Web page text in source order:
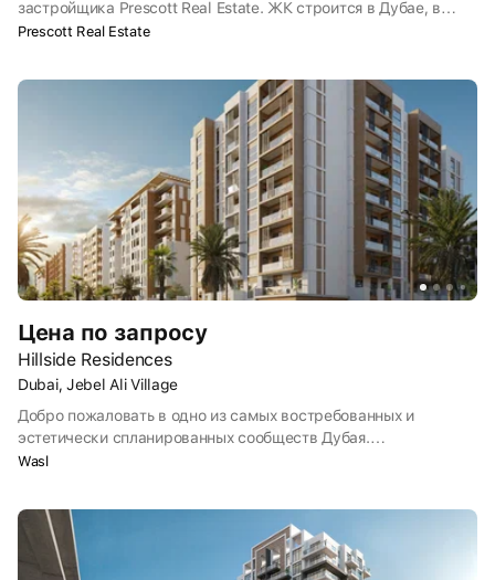
застройщика Prescott Real Estate. ЖК строится в Дубае, в
районе Джебель-Али-Виллидж. В проекте предусмотрены
Gardens 2 можно купить студии и апартаменты с 1, 2 и 3
спальнями. Сдача комплекса запланирована на 2026 год.
Prescott Real Estate
Цена по запросу
Hillside Residences
Dubai, Jebel Ali Village
Добро пожаловать в одно из самых востребованных и
эстетически спланированных сообществ Дубая.
Представляем Hillside Residences, новый жилой комплекс, в
Wasl